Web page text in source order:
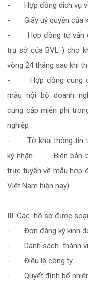
- Hợp đồng dich vụ về
- Giấy uỷ quyền của
- Hợp đồng tư vấn
trụ sở của BVL ) cho
vòng 24 tháng sau khi
- Hợp đồng cung
mẫu nội bộ doanh
cung cấp miễn phí
nghiệp
- Tờ khai thông tin
ký nhận- Biên bản
trực tuyến về mẫu hợp
Việt Nam hiện nay)
III. Các hồ sơ được
- Đơn đăng ký kinh
- Danh sách thành
- Điều lệ công ty
- Quyết định bổ